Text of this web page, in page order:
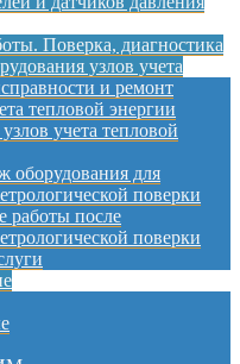
Поверка, диагностика
узлов учета
и ремонт
тепловой энергии
учета тепловой
оборудования для
поверки
работы после
поверки